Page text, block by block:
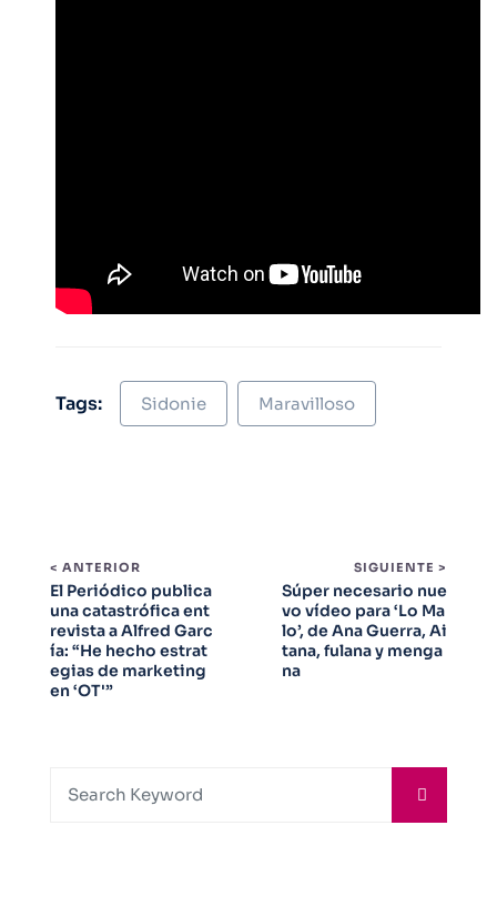
Tags: Sidonie Maravilloso
< ANTERIOR
El Periódico publica
una catastrófica ent
revista a Alfred Garc
ía: “He hecho estrat
egias de marketing
en ‘OT'”
SIGUIENTE >
Súper necesario nue
vo vídeo para ‘Lo Ma
lo’, de Ana Guerra, Ai
tana, fulana y menga
na